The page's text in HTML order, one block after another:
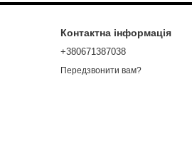
Контактна інформація
+380671387038
Передзвонити вам?